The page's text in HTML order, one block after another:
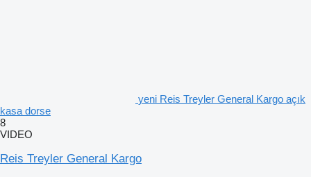
yeni Reis Treyler General Kargo açık
kasa dorse
8
VIDEO
Reis Treyler General Kargo